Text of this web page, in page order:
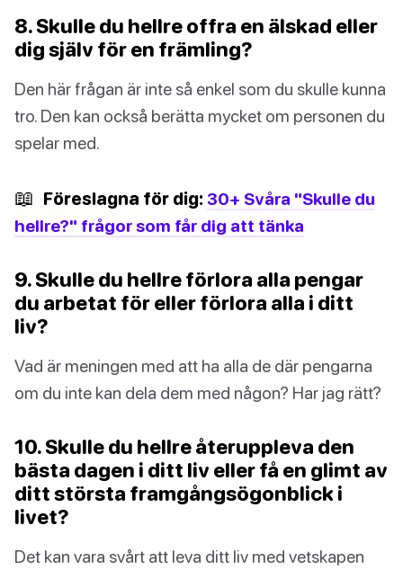
8. Skulle du hellre offra en älskad eller
dig själv för en främling?
Den här frågan är inte så enkel som du skulle kunna
tro. Den kan också berätta mycket om personen du
spelar med.
📖 Föreslagna för dig: 30+ Svåra "Skulle du
hellre?" frågor som får dig att tänka
9. Skulle du hellre förlora alla pengar
du arbetat för eller förlora alla i ditt
liv?
Vad är meningen med att ha alla de där pengarna
om du inte kan dela dem med någon? Har jag rätt?
10. Skulle du hellre återuppleva den
bästa dagen i ditt liv eller få en glimt av
ditt största framgångsögonblick i
livet?
Det kan vara svårt att leva ditt liv med vetskapen